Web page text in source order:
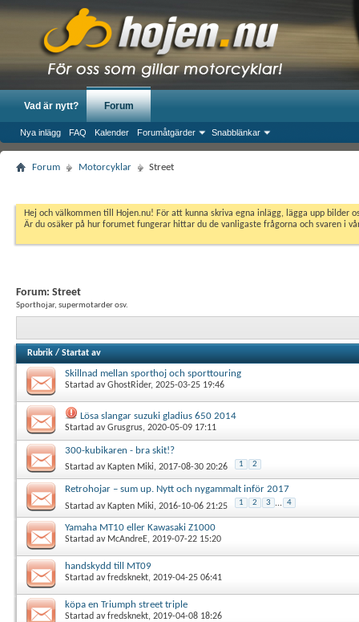
Vad är nytt? Forum
Nya inlägg FAQ Kalender Forumåtgärder Snabblänkar
Forum Motorcyklar Street
Hej och välkommen till Hojen.nu! För att kunna skriva egna inlägg, lägga upp
Är du osäker på hur forumet fungerar hittar du de vanligaste frågorna och svaren i
Forum: Street
Sporthojar, supermotarder osv.
Rubrik / Startat av
Skillnad mellan sporthoj och sporttouring
Startad avGhostRider, 2025-03-25 19:46
Lösa slangar suzuki gladius 650 2014
Startad avGrusgrus, 2020-05-09 17:11
300-kubikaren - bra skit!?
Startad av Kapten Miki, 2017-08-30 20:26 1 2
Retrohojar – sum up. Nytt och nygammalt inför 2017
Startad av Kapten Miki, 2016-10-06 21:25 1 2 3 ... 4
Yamaha MT10 eller Kawasaki Z1000
Startad av McAndreE, 2019-07-22 15:20
handskydd till MT09
Startad avfredsknekt, 2019-04-25 06:41
köpa en Triumph street triple
Startad avfredsknekt, 2019-04-08 18:26